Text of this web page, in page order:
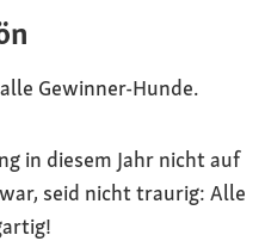
Gewinner-Hunde.
in diesem Jahr nicht auf
seid nicht traurig: Alle